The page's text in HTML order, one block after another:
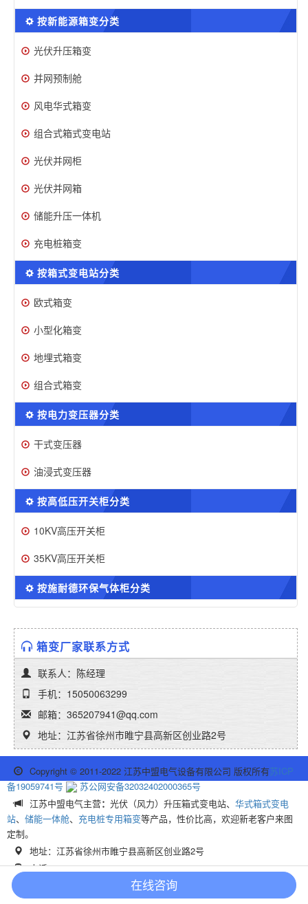
按新能源箱变分类
光伏升压箱变
并网预制舱
风电华式箱变
组合式箱式变电站
光伏并网柜
光伏并网箱
储能升压一体机
充电桩箱变
按箱式变电站分类
欧式箱变
小型化箱变
地埋式箱变
组合式箱变
按电力变压器分类
干式变压器
油浸式变压器
按高低压开关柜分类
10KV高压开关柜
35KV高压开关柜
按施耐德环保气体柜分类
箱变厂家联系方式
联系人：陈经理
手机：15050063299
邮箱：365207941@qq.com
地址：江苏省徐州市睢宁县高新区创业路2号
Copyright © 2011-2022 江苏中盟电气设备有限公司 版权所有苏ICP
备19059741号
苏公网安备32032402000365号
江苏中盟电气主营： 光伏（风力）升压箱式变电站、 华式箱式变电
站、 储能一体舱、 充电桩专用箱变等产品，性价比高，欢迎新老客户来图
定制。
地址：江苏省徐州市睢宁县高新区创业路2号
电话：15050063299
在线咨询